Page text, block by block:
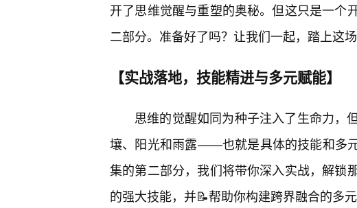
开了思维觉醒与重塑的奥秘。但这只是一个
二部分。准备好了吗？让我们一起，踏上这
【实战落地，技能精进与多元赋能】
思维的觉醒如同为种子注入了生命力，
壤、阳光和雨露——也就是具体的技能和多
集的第二部分，我们将带你深入实战，解锁
的强大技能，并📝帮助你构建跨界融合的多